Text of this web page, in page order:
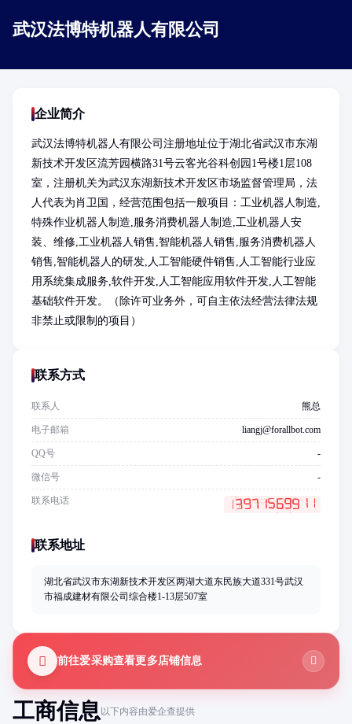
武汉法博特机器人有限公司
工商信息以下内容由爱企查提供
企业简介
武汉法博特机器人有限公司注册地址位于湖北省武汉市东湖
新技术开发区流芳园横路31号云客光谷科创园1号楼1层108
室，注册机关为武汉东湖新技术开发区市场监督管理局，法
人代表为肖卫国，经营范围包括一般项目：工业机器人制造,
特殊作业机器人制造,服务消费机器人制造,工业机器人安
装、维修,工业机器人销售,智能机器人销售,服务消费机器人
销售,智能机器人的研发,人工智能硬件销售,人工智能行业应
用系统集成服务,软件开发,人工智能应用软件开发,人工智能
基础软件开发。（除许可业务外，可自主依法经营法律法规
非禁止或限制的项目）
联系方式
联系人 熊总
电子邮箱 liangj@forallbot.com
QQ号 -
微信号 -
联系电话
联系地址
湖北省武汉市东湖新技术开发区两湖大道东民族大道331号武汉
市福成建材有限公司综合楼1-13层507室
前往爱采购查看更多店铺信息